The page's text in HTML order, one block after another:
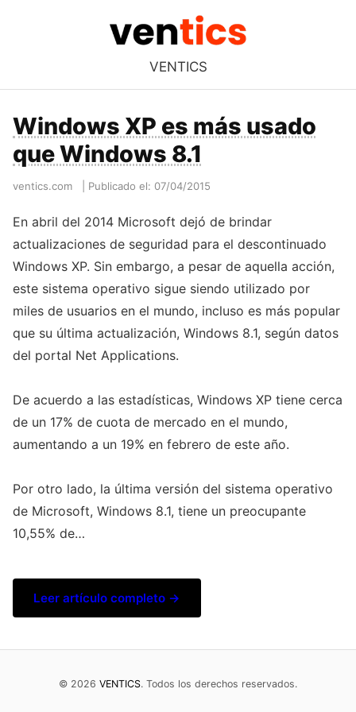
VENTICS
Windows XP es más usado
que Windows 8.1
ventics.com Publicado el: 07/04/2015
En abril del 2014 Microsoft dejó de brindar
actualizaciones de seguridad para el descontinuado
Windows XP. Sin embargo, a pesar de aquella acción,
este sistema operativo sigue siendo utilizado por
miles de usuarios en el mundo, incluso es más popular
que su última actualización, Windows 8.1, según datos
del portal Net Applications.
De acuerdo a las estadísticas, Windows XP tiene cerca
de un 17% de cuota de mercado en el mundo,
aumentando a un 19% en febrero de este año.
Por otro lado, la última versión del sistema operativo
de Microsoft, Windows 8.1, tiene un preocupante
10,55% de…
Leer artículo completo →
© 2026 VENTICS. Todos los derechos reservados.